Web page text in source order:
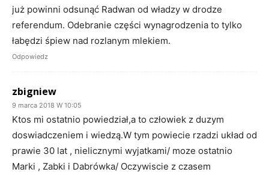
już powinni odsunąć Radwan od władzy w drodze
referendum. Odebranie części wynagrodzenia to tylko
łabędzi śpiew nad rozlanym mlekiem.
Odpowiedz
zbigniew
9 marca 2018 W 10:05
Ktos mi ostatnio powiedział,a to człowiek z duzym
doswiadczeniem i wiedzą.W tym powiecie rzadzi układ od
prawie 30 lat , nielicznymi wyjatkami/ moze ostatnio
Marki , Zabki i Dabrówka/ Oczywiscie z czasem